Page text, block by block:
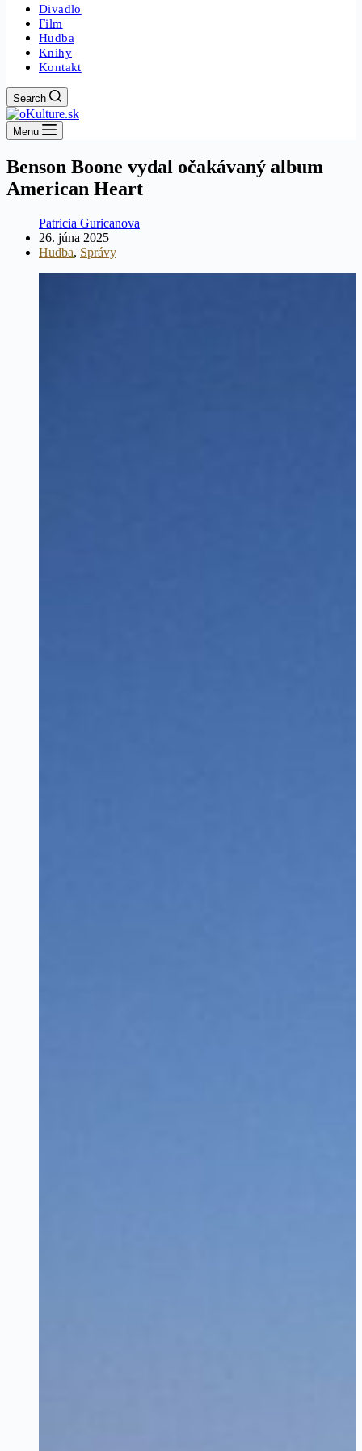
Divadlo
Film
Hudba
Knihy
Kontakt
Search
Menu
Benson Boone vydal očakávaný album
American Heart
Patricia Guricanova
26. júna 2025
Hudba, Správy